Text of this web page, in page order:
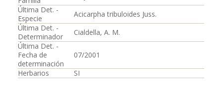
Última Det. -
Especie
Acicarpha tribuloides Juss.
Última Det. -
Determinador
Cialdella, A. M.
Última Det. -
Fecha de
determinación
07/2001
Herbarios
SI